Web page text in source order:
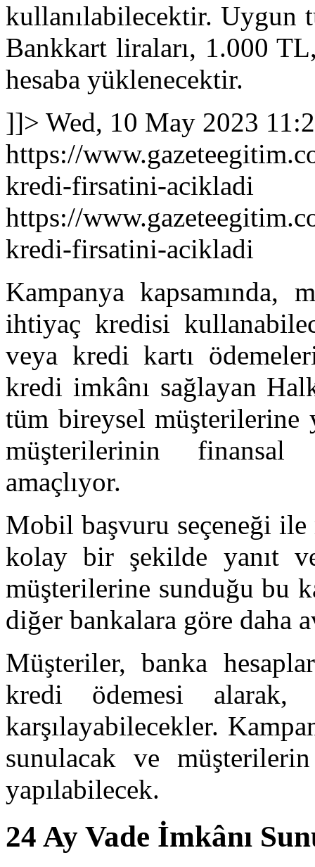
kullanılabilecektir. Uygun
Bankkart liraları, 1.000
hesaba yüklenecektir.
]]> Wed, 10 May 2023
https://
kredi-firsatini-acikladi
https://
kredi-firsatini-acikladi
Kampanya kapsamında,
ihtiyaç kredisi
veya kredi kartı
kredi imkânı sağlayan
tüm bireysel müşterilerine
müşterilerinin finansal
amaçlıyor.
Mobil başvuru seçeneği ile
kolay bir şekilde yanıt
müşterilerine sunduğu bu
diğer bankalara göre daha
Müşteriler, banka
kredi ödemesi alarak,
karşılayabilecekler.
sunulacak ve
yapılabilecek.
24 Ay Vade İmkânı